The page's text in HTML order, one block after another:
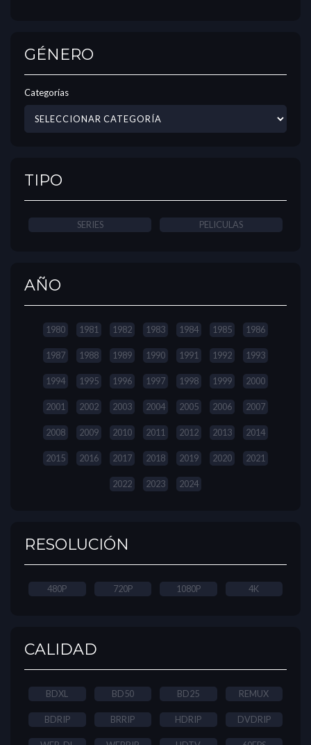
GÉNERO
Categorías
TIPO
SERIES PELICULAS
AÑO
1980 1981 1982 1983 1984 1985 1986
1987 1988 1989 1990 1991 1992 1993
1994 1995 1996 1997 1998 1999 2000
2001 2002 2003 2004 2005 2006 2007
2008 2009 2010 2011 2012 2013 2014
2015 2016 2017 2018 2019 2020 2021
2022 2023 2024
RESOLUCIÓN
480P 720P 1080P 4K
CALIDAD
BDXL BD50 BD25 REMUX
BDRIP BRRIP HDRIP DVDRIP